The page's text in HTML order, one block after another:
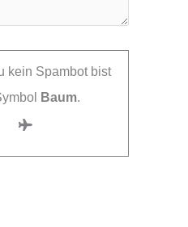
kein Spambot bist
Baum.